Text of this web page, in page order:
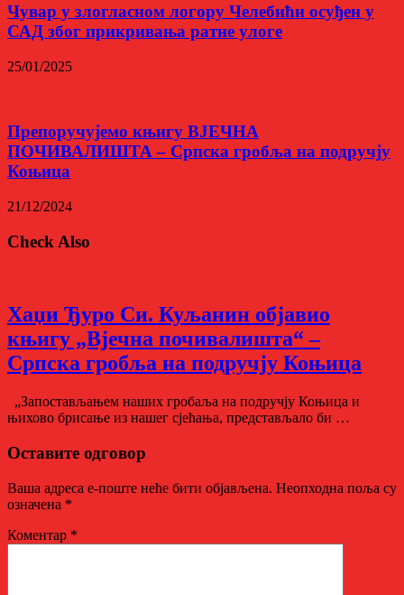
Чувар у злогласном логору Челебићи осуђен у
САД због прикривања ратне улоге
25/01/2025
Препоручујемо књигу ВЈЕЧНА
ПОЧИВАЛИШТА – Српска гробља на подручју
Коњица
21/12/2024
Check Also
Хаџи Ђуро Си. Куљанин објавио
књигу „Вјечна почивалишта“ –
Српска гробља на подручју Коњица
„Запостављањем наших гробаља на подручју Коњица и
њихово брисање из нашег сјећања, представљало би …
Оставите одговор
Ваша адреса е-поште неће бити објављена. Неопходна поља су
означена *
Коментар *